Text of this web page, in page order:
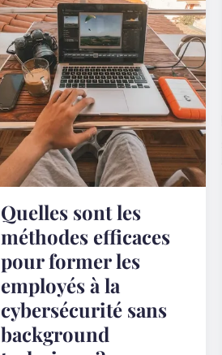
Quelles sont les
méthodes efficaces
pour former les
employés à la
cybersécurité sans
background